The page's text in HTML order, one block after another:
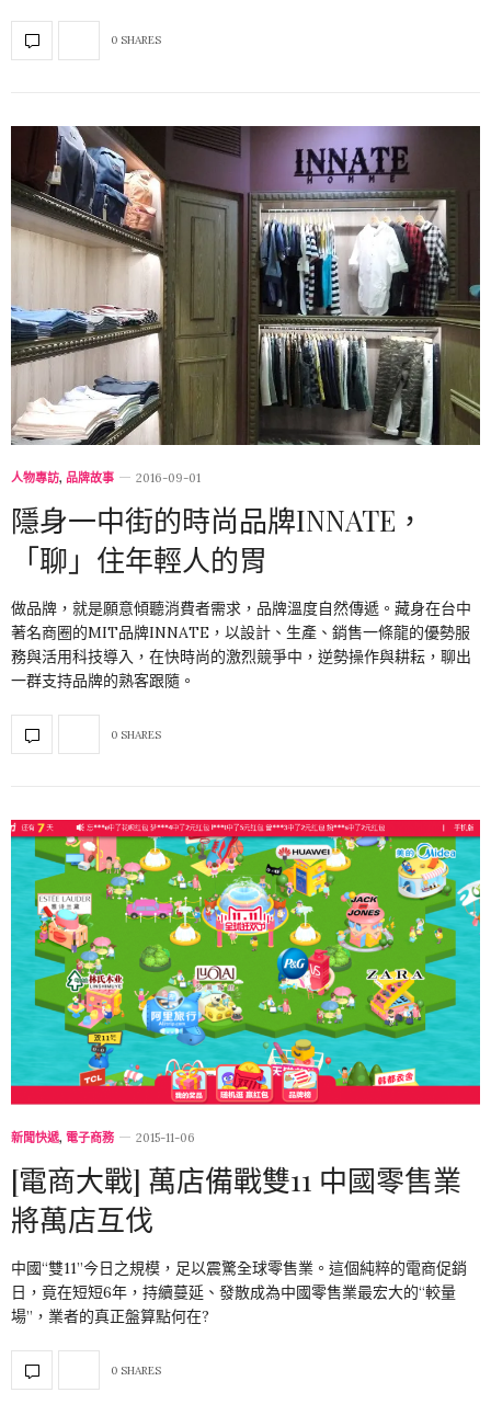
0 SHARES
人物專訪, 品牌故事 2016-09-01
隱身一中街的時尚品牌INNATE，
「聊」住年輕人的胃
做品牌，就是願意傾聽消費者需求，品牌溫度自然傳遞。藏身在台中
著名商圈的MIT品牌INNATE，以設計、生產、銷售一條龍的優勢服
務與活用科技導入，在快時尚的激烈競爭中，逆勢操作與耕耘，聊出
一群支持品牌的熟客跟隨。
0 SHARES
新聞快遞, 電子商務 2015-11-06
[電商大戰] 萬店備戰雙11 中國零售業
將萬店互伐
中國“雙11”今日之規模，足以震驚全球零售業。這個純粹的電商促銷
日，竟在短短6年，持續蔓延、發散成為中國零售業最宏大的“較量
場”，業者的真正盤算點何在?
0 SHARES